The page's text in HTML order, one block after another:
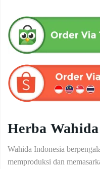
Herba
Wahida Indonesia
memproduksi dan